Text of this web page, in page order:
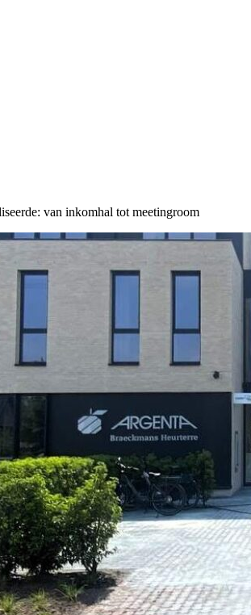
van inkomhal tot meetingroom